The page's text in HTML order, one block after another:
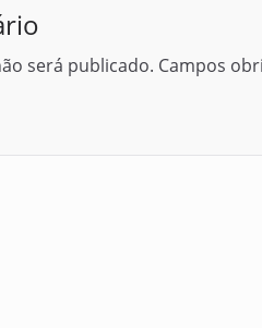
será publicado. Campos